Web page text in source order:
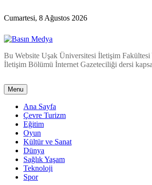
to
Cumartesi, 8 Ağustos 2026
Basın Medya
Bu Website Uşak Üniversitesi İletişim
İletişim Bölümü İnternet Gazeteciliği dersi
Menu
Ana Sayfa
Çevre Turizm
Eğitim
Oyun
Kültür ve Sanat
Dünya
Sağlık Yaşam
Teknoloji
Spor